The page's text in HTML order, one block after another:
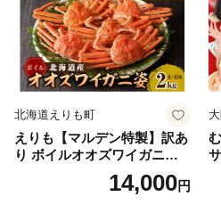
北海道えりも町
えりも【マルデン特製】訳あ
り ボイルオオズワイガニ姿2
kg《1kg(４尾～５尾)×2》【e
r002-051-a】 / ふるさと納税
14,000円